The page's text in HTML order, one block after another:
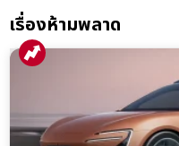
เรื่องห้ามพลาด